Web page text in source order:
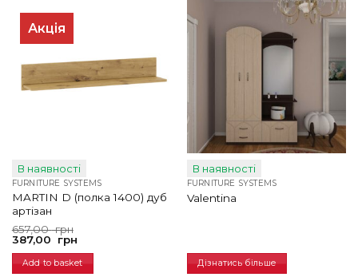
Акція
В наявності
FURNITURE SYSTEMS
MARTIN D (полка 1400) дуб
артізан
657,00грн
Original
price
was:
657,00
грн.
387,00 грн
Current
price
387,00
грн.
Add to basket
В наявності
FURNITURE SYSTEMS
Valentina
Дізнатись більше